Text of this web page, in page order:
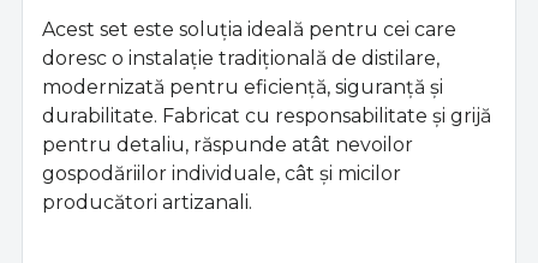
Acest set este soluția ideală pentru cei care
doresc o instalație tradițională de distilare,
modernizată pentru eficiență, siguranță și
durabilitate. Fabricat cu responsabilitate și grijă
pentru detaliu, răspunde atât nevoilor
gospodăriilor individuale, cât și micilor
producători artizanali.